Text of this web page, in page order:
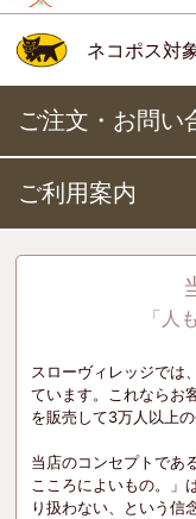
ネコポス対
ご注文・お問い
ご利用案内
「人
スローヴィレッジでは
ています。これならお
を販売して3万人以上
当店のコンセプトであ
こころによいもの。」
り扱わない、という信